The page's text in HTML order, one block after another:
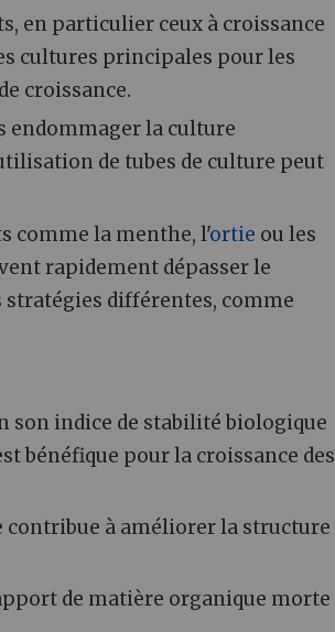
en particulier ceux à croissance
cultures principales pour les
croissance.
endommager la culture
de tubes de culture peut
comme la menthe, l'ortie ou les
rapidement dépasser le
stratégies différentes, comme
son indice de stabilité biologique
bénéfique pour la croissance des
à améliorer la structure
de matière organique morte